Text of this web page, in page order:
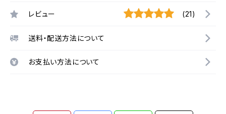
レビュー (21)
送料・配送方法について
お支払い方法について